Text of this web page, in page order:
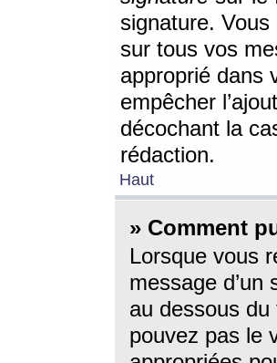
signature.
sur tous vos
approprié dans
empêcher
décochant la
rédaction.
Haut
» Comment
Lorsque vous
message d’un
au dessous
pouvez pas le